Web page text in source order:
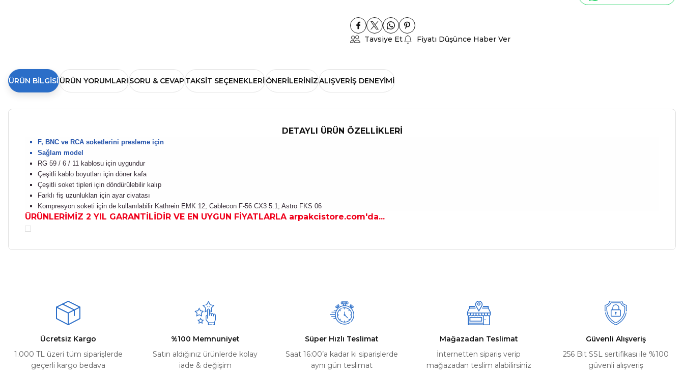
Tavsiye Et Fiyatı Düşünce Haber Ver
ÜRÜN BILGISI ÜRÜN YORUMLARISORU & CEVAPTAKSIT SEÇENEKLERIÖNERILERINIZALIŞVERIŞ DENEYIMI
DETAYLI ÜRÜN ÖZELLİKLERİ
F, BNC ve RCA soketlerini presleme için
Sağlam model
RG 59 / 6 / 11 kablosu için uygundur
Çeşitli kablo boyutları için döner kafa
Çeşitli soket tipleri için döndürülebilir kalıp
Farklı fiş uzunlukları için ayar civatası
Kompresyon soketi için de kullanılabilir Kathrein EMK 12; Cablecon F-56 CX3 5.1; Astro FKS 06
ÜRÜNLERİMİZ 2 YIL GARANTİLİDİR VE EN UYGUN FİYATLARLA arpakcistore.com'da...
Ürün açıklamasında eksik bilgiler bulunuyor.
Ürün bilgilerinde hatalar bulunuyor.
Ücretsiz Kargo
1.000 TL üzeri tüm siparişlerde
geçerli kargo bedava
%100 Memnuniyet
Satın aldığınız ürünlerde kolay
iade & değişim
Süper Hızlı Teslimat
Saat 16:00’a kadar ki siparişlerde
aynı gün teslimat
Mağazadan Teslimat
İnternetten sipariş verip
mağazadan teslim alabilirsiniz
Güvenli Alışveriş
256 Bit SSL sertifikası ile %100
güvenli alışveriş